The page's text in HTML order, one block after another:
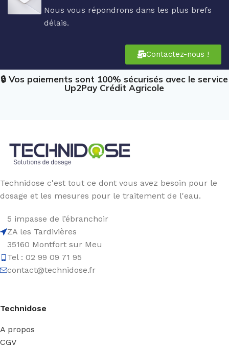
Nous vous répondrons dans les plus brefs
délais.
Contactez-nous !
🔒 Vos paiements sont 100% sécurisés avec le service
Up2Pay Crédit Agricole
Technidose c'est tout ce dont vous avez besoin pour le
dosage et les mesures pour le traitement de l'eau.
5 impasse de l’ébranchoir
ZA les Tardivières
35160 Montfort sur Meu
Tel : 02 99 09 71 95
contact@technidose.fr
Technidose
A propos
CGV